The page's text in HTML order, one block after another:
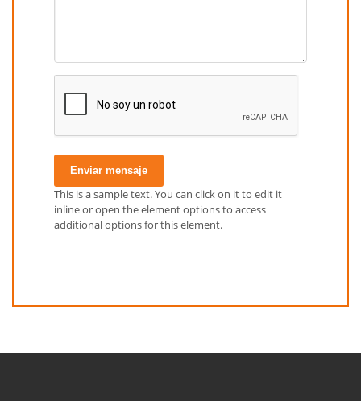
Enviar mensaje
This is a sample text. You can click on it to edit it
inline or open the element options to access
additional options for this element.